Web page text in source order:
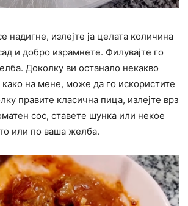
надигне, излејте ја целата количина
и добро израмнете. Филувајте го
Доколку ви останало некакво
на мене, може да го искористите
правите класична пица, излејте врз
сос, ставете шунка или некое
или по ваша желба.